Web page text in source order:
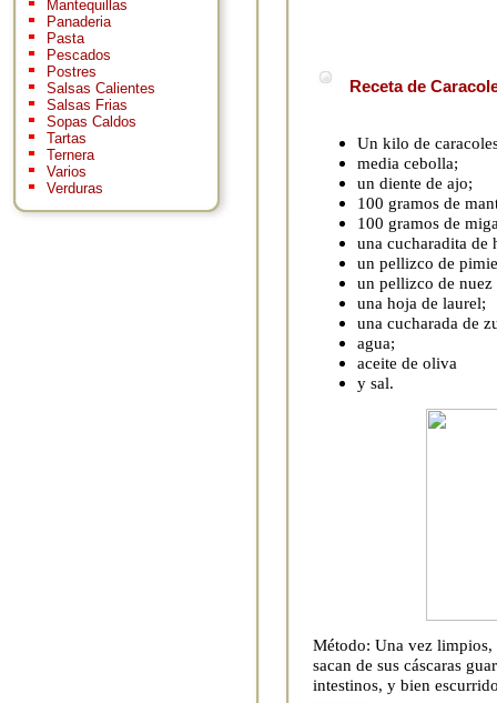
Mantequillas
Panaderia
Pasta
Pescados
Postres
Salsas Calientes
Salsas Frias
Sopas Caldos
Tartas
Ternera
Varios
Verduras
Receta de
Un kilo de
media cebolla;
un diente de ajo;
100 gramos de
100 gramos de
una cucharadita de
un pellizco de
un pellizco de nuez
una hoja de laurel;
una cucharada de
agua;
aceite de oliva
y sal.
Método: Una vez limpios,
sacan de sus cáscaras
intestinos, y bien